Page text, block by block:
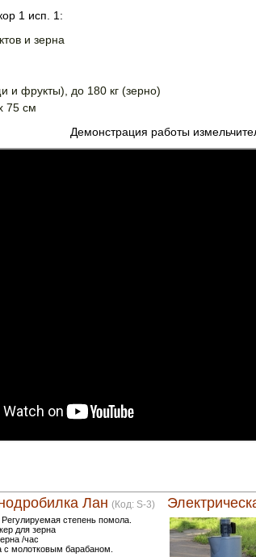
1 исп. 1:
и зерна
и фрукты), до 180 кг (зерно)
75 см
Демонстрация работы
Лан (Код: S-3)
степень помола.
для зерна
/час
молотковым барабаном.